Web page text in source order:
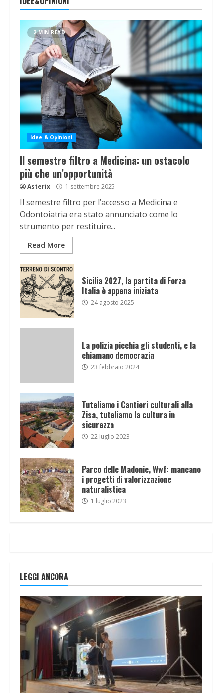
2 MIN READ
Idee & Opinioni
Il semestre filtro a Medicina: un ostacolo
più che un’opportunità
Asterix 1 settembre 2025
Il semestre filtro per l’accesso a Medicina e
Odontoiatria era stato annunciato come lo
strumento per restituire...
Read More
Sicilia 2027, la partita di Forza
Italia è appena iniziata
24 agosto 2025
La polizia picchia gli studenti, e la
chiamano democrazia
23 febbraio 2024
Tuteliamo i Cantieri culturali alla
Zisa, tuteliamo la cultura in
sicurezza
22 luglio 2023
Parco delle Madonie, Wwf: mancano
i progetti di valorizzazione
naturalistica
1 luglio 2023
LEGGI ANCORA